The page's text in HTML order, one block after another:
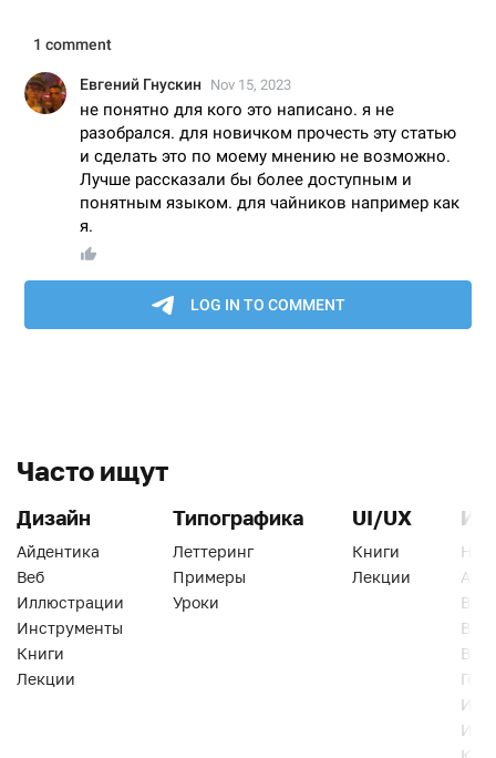
Часто ищут
Дизайн
Айдентика
Веб
Иллюстрации
Инструменты
Книги
Лекции
Типографика
Леттеринг
Примеры
Уроки
UI/UX
Книги
Лекции
Веб